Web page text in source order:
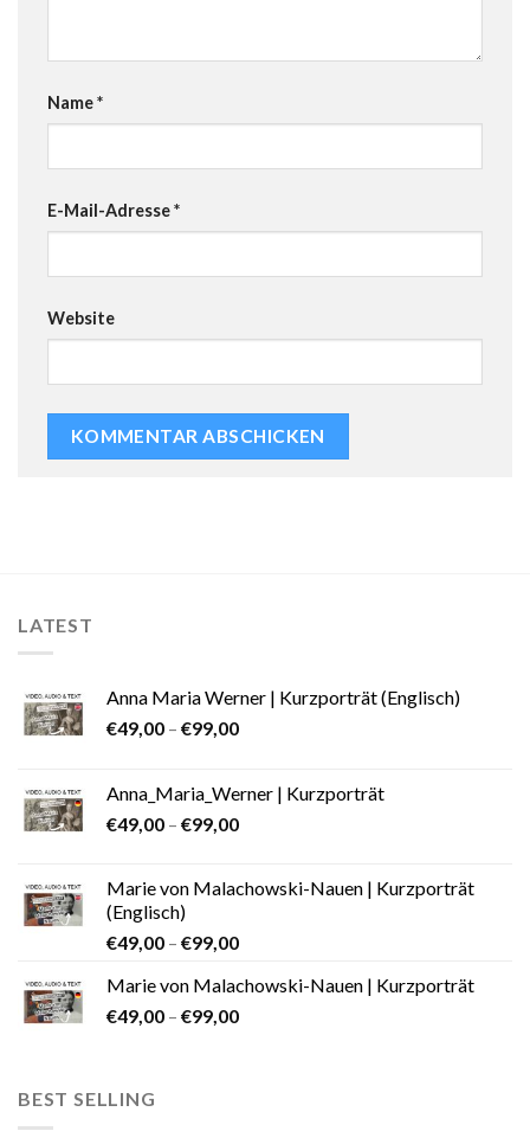
Name*
E-Mail-Adresse*
Website
LATEST
Anna Maria Werner | Kurzporträt (Englisch)
€49,00 – €99,00
Anna_Maria_Werner | Kurzporträt
€49,00 – €99,00
Marie von Malachowski-Nauen | Kurzporträt
(Englisch)
€49,00 – €99,00
Marie von Malachowski-Nauen | Kurzporträt
€49,00 – €99,00
BEST SELLING